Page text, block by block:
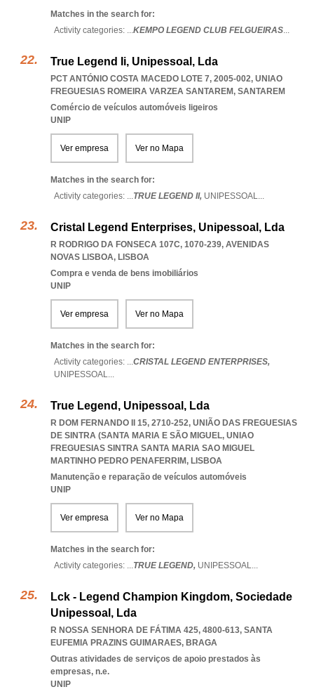
Matches in the search for:
Activity categories: ...KEMPO LEGEND CLUB FELGUEIRAS...
True Legend Ii, Unipessoal, Lda
PCT ANTÓNIO COSTA MACEDO LOTE 7, 2005-002, UNIAO
FREGUESIAS ROMEIRA VARZEA SANTAREM, SANTAREM
Comércio de veículos automóveis ligeiros
UNIP
Ver empresa Ver no Mapa
Matches in the search for:
Activity categories: ...TRUE LEGEND II, UNIPESSOAL...
Cristal Legend Enterprises, Unipessoal, Lda
R RODRIGO DA FONSECA 107C, 1070-239, AVENIDAS
NOVAS LISBOA, LISBOA
Compra e venda de bens imobiliários
UNIP
Ver empresa Ver no Mapa
Matches in the search for:
Activity categories: ...CRISTAL LEGEND ENTERPRISES,
UNIPESSOAL...
True Legend, Unipessoal, Lda
R DOM FERNANDO II 15, 2710-252, UNIÃO DAS FREGUESIAS
DE SINTRA (SANTA MARIA E SÃO MIGUEL, UNIAO
FREGUESIAS SINTRA SANTA MARIA SAO MIGUEL
MARTINHO PEDRO PENAFERRIM, LISBOA
Manutenção e reparação de veículos automóveis
UNIP
Ver empresa Ver no Mapa
Matches in the search for:
Activity categories: ...TRUE LEGEND, UNIPESSOAL...
Lck - Legend Champion Kingdom, Sociedade
Unipessoal, Lda
R NOSSA SENHORA DE FÁTIMA 425, 4800-613, SANTA
EUFEMIA PRAZINS GUIMARAES, BRAGA
Outras atividades de serviços de apoio prestados às
empresas, n.e.
UNIP